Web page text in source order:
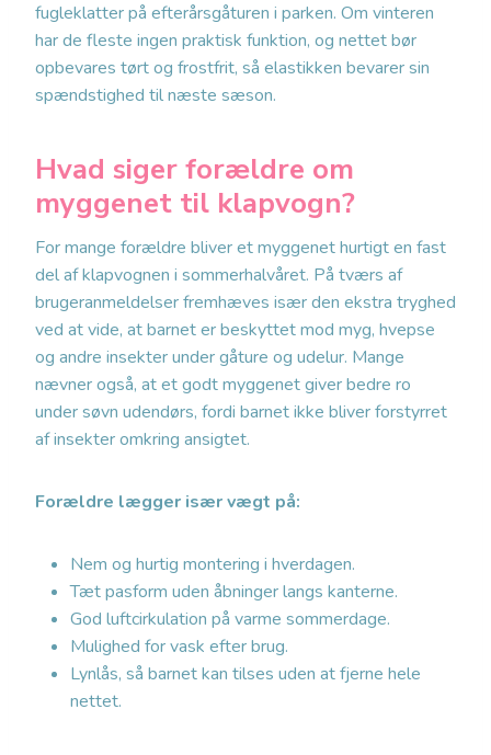
fugleklatter på efterårsgåturen i parken. Om vinteren
har de fleste ingen praktisk funktion, og nettet bør
opbevares tørt og frostfrit, så elastikken bevarer sin
spændstighed til næste sæson.
Hvad siger forældre om
myggenet til klapvogn?
For mange forældre bliver et myggenet hurtigt en fast
del af klapvognen i sommerhalvåret. På tværs af
brugeranmeldelser fremhæves især den ekstra tryghed
ved at vide, at barnet er beskyttet mod myg, hvepse
og andre insekter under gåture og udelur. Mange
nævner også, at et godt myggenet giver bedre ro
under søvn udendørs, fordi barnet ikke bliver forstyrret
af insekter omkring ansigtet.
Forældre lægger især vægt på:
Nem og hurtig montering i hverdagen.
Tæt pasform uden åbninger langs kanterne.
God luftcirkulation på varme sommerdage.
Mulighed for vask efter brug.
Lynlås, så barnet kan tilses uden at fjerne hele
nettet.